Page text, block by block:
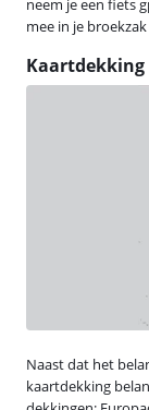
neem je een fiets
mee in je
Kaartdekking
Naast dat het
kaartdekking